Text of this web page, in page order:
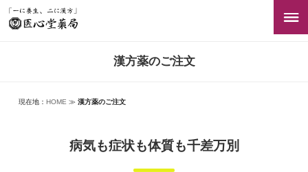
現在地： HOME ≫ 漢方薬のご注文
漢方薬のご注文
病気も症状も体質も千差万別